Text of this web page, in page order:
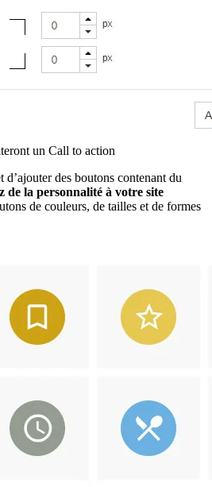
un Call to action
des boutons contenant du
de la personnalité à votre site
de couleurs, de tailles et de formes